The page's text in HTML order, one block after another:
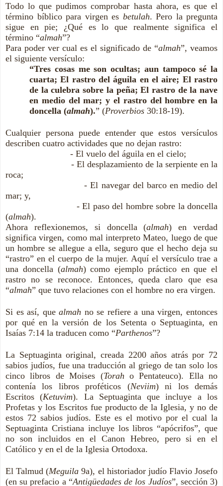
Todo lo que pudimos comprobar hasta ahora, es que el
término bíblico para virgen es betulah. Pero la pregunta
sigue en pie; ¿Qué es lo que realmente significa el
término “almah”?
Para poder ver cual es el significado de “almah”, veamos
el siguiente versículo:
“Tres cosas me son ocultas; aun tampoco sé la
cuarta; El rastro del águila en el aire; El rastro
de la culebra sobre la peña; El rastro de la nave
en medio del mar; y el rastro del hombre en la
doncella (almah).” (Proverbios 30:18-19).
Cualquier persona puede entender que estos versículos
describen cuatro actividades que no dejan rastro:
- El vuelo del águila en el cielo;
- El desplazamiento de la serpiente en la
roca;
- El navegar del barco en medio del
mar; y,
- El paso del hombre sobre la doncella
(almah).
Ahora reflexionemos, si doncella (almah) en verdad
significa virgen, como mal interpreto Mateo, luego de que
un hombre se allegue a ella, seguro que el hecho deja su
“rastro” en el cuerpo de la mujer. Aquí el versículo trae a
una doncella (almah) como ejemplo práctico en que el
rastro no se reconoce. Entonces, queda claro que esa
“almah” que tuvo relaciones con el hombre no era virgen.
Si es así, quealmah no se refiere a una virgen, entonces
por qué en la versión de los Setenta o Septuaginta, en
Isaías 7:14 la traducen como “Parthenos”?
La Septuaginta original, creada 2200 años atrás por 72
sabios judíos, fue una traducción al griego de tan solo los
cinco libros de Moises (Torah o Pentateuco). Ella no
contenía los libros proféticos (Neviim) ni los demás
Escritos (Ketuvim). La Septuaginta que incluye a los
Profetas y los Escritos fue producto de la Iglesia, y no de
estos 72 sabios judíos. Este es el motivo por el cual la
Septuaginta Cristiana incluye los libros “apócrifos”, que
no son incluidos en el Canon Hebreo, pero si en el
Católico y en el de la Iglesia Ortodoxa.
El Talmud (Meguila 9a), el historiador judío Flavio Josefo
(en su prefacio a “Antigüedades de los Judíos”, sección 3)